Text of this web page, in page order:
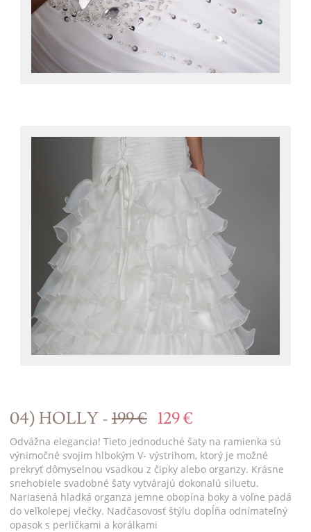
04) HOLLY -199 € 129 €
Odvážna elegancia! Tieto jednoduché šaty na ramienka sú
výnimočné svojim hlbokým V- výstrihom, ktorý je možné
prekryť dômyselnou vsadkou z čipky alebo organzy. Krásne
snehobiele svadobné šaty vytvárajú dokonalú siluetu.
Nariasená hladká organza jemne obopína boky a voľne padá
do veľkolepej vlečky. Nadčasovosť štýlu dopĺňa odnímateľný
opasok s perličkami a korálkami